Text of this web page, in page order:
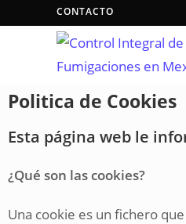
CONTACTO
Politica de Cookies
Esta página web le
¿Qué son las cookies?
Una cookie es un fichero